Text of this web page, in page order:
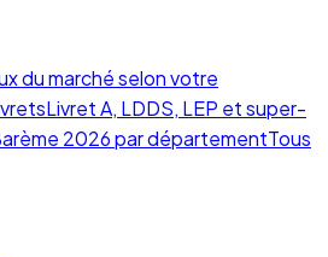
du marché selon votre
Livret A, LDDS, LEP et super-
2026 par départementTous